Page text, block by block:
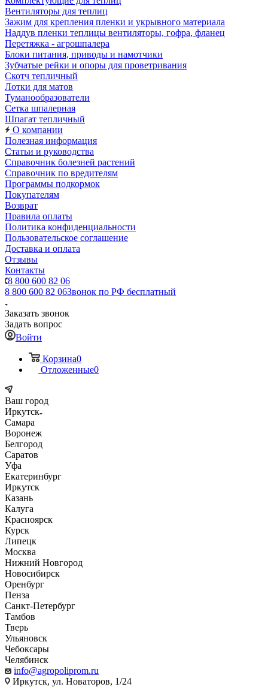
Вентиляторы для теплиц
Зажим для крепления пленки и укрывного материала
Наддув пленки теплицы вентиляторы, гофра, фланец
Перетяжка - агрошпалера
Блоки питания, приводы и намотчики
Зубчатые рейки и опоры для проветривания
Скотч тепличный
Лотки для матов
Туманообразователи
Сетка шпалерная
Шпагат тепличный
О компании
Полезная информация
Статьи и руководства
Справочник болезней растений
Справочник по вредителям
Программы подкормок
Покупателям
Возврат
Правила оплаты
Политика конфиденциальности
Пользовательское соглашение
Доставка и оплата
Отзывы
Контакты
8 800 600 82 06
8 800 600 82 06Звонок по РФ бесплатный
Заказать звонок
Задать вопрос
Войти
Корзина0
Отложенные0
Ваш город
Иркутск
Самара
Воронеж
Белгород
Саратов
Уфа
Екатеринбург
Иркутск
Казань
Калуга
Красноярск
Курск
Липецк
Москва
Нижний Новгород
Новосибирск
Оренбург
Пенза
Санкт-Петербург
Тамбов
Тверь
Ульяновск
Чебоксары
Челябинск
info@agropoliprom.ru
Иркутск, ул. Новаторов, 1/24